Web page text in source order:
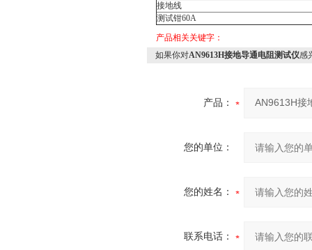
接地线
测试钳60A
产品相关关键字：
如果你对AN9613H接地导通电阻测试仪感
产品：
您的单位：
您的姓名：
联系电话：